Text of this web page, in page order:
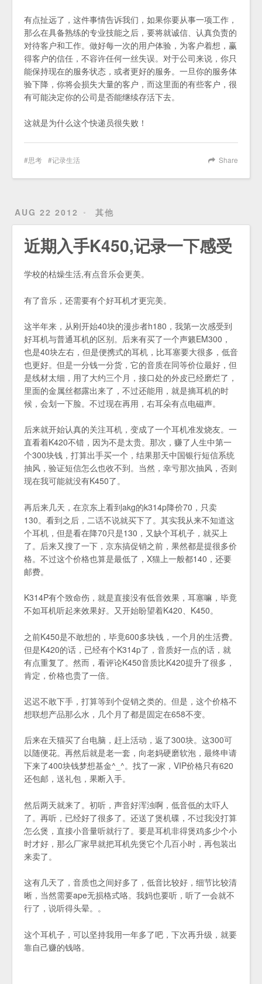
有点扯远了，这件事情告诉我们，如果你要从事一项工作，
那么在具备熟练的专业技能之后，要将就诚信、认真负责的
对待客户和工作。做好每一次的用户体验，为客户着想，赢
得客户的信任，不容许任何一丝失误。对于公司来说，你只
能保持现在的服务状态，或者更好的服务。一旦你的服务体
验下降，你将会损失大量的客户，而这里面的有些客户，很
有可能决定你的公司是否能继续存活下去。
这就是为什么这个快递员很失败！
Share
思考 记录生活
AUG 22 2012 其他
近期入手K450,记录一下感受
学校的枯燥生活,有点音乐会更美。
有了音乐，还需要有个好耳机才更完美。
这半年来，从刚开始40块的漫步者h180，我第一次感受到
好耳机与普通耳机的区别。后来有买了一个声籁EM300，
也是40块左右，但是便携式的耳机，比耳塞要大很多，低音
也更好。但是一分钱一分货，它的音质在同等价位最好，但
是线材太细，用了大约三个月，接口处的外皮已经磨烂了，
里面的金属丝都露出来了，不过还能用，就是摘耳机的时
候，会划一下脸。不过现在再用，右耳朵有点电磁声。
后来就开始认真的关注耳机，变成了一个耳机准发烧友。一
直看着K420不错，因为不是太贵。那次，赚了人生中第一
个300块钱，打算出手买一个，结果那天中国银行短信系统
抽风，验证短信怎么也收不到。当然，幸亏那次抽风，否则
现在我可能就没有K450了。
再后来几天，在京东上看到akg的k314p降价70，只卖
130。看到之后，二话不说就买下了。其实我从来不知道这
个耳机，但是看在降70只是130，又缺个耳机子，就买上
了。后来又搜了一下，京东搞促销之前，果然都是提很多价
格。不过这个价格也算是最低了，X猫上一般都140，还要
邮费。
K314P有个致命伤，就是直接没有低音效果，耳塞嘛，毕竟
不如耳机听起来效果好。又开始盼望着K420、K450。
之前K450是不敢想的，毕竟600多块钱，一个月的生活费。
但是K420的话，已经有个K314p了，音质好一点的话，就
有点重复了。然而，看评论K450音质比K420提升了很多，
肯定，价格也贵了一倍。
迟迟不敢下手，打算等到个促销之类的。但是，这个价格不
想联想产品那么水，几个月了都是固定在658不变。
后来在天猫买了台电脑，赶上活动，返了300块。这300可
以随便花。再然后就是老一套，向老妈硬磨软泡，最终申请
下来了400块钱梦想基金^_^。找了一家，VIP价格只有620
还包邮，送礼包，果断入手。
然后两天就来了。初听，声音好浑浊啊，低音低的太吓人
了。再听，已经好了很多了。还送了煲机碟，不过我没打算
怎么煲，直接小音量听就行了。要是耳机非得煲鸡多少个小
时才好，那么厂家早就把耳机先煲它个几百小时，再包装出
来卖了。
这有几天了，音质也之间好多了，低音比较好，细节比较清
晰，当然需要ape无损格式咯。我妈也要听，听了一会就不
行了，说听得头晕。。
这个耳机子，可以坚持我用一年多了吧，下次再升级，就要
靠自己赚的钱咯。